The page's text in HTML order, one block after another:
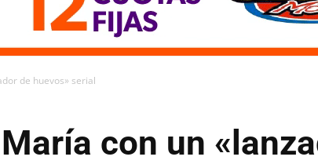
de huevos» serial
con un